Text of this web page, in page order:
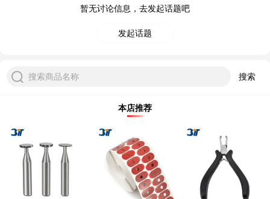
暂无讨论信息，去发起话题吧
发起话题
搜索商品名称 搜索
本店推荐